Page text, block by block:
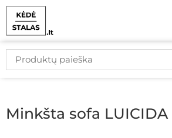
Minkšta sofa LUICIDA